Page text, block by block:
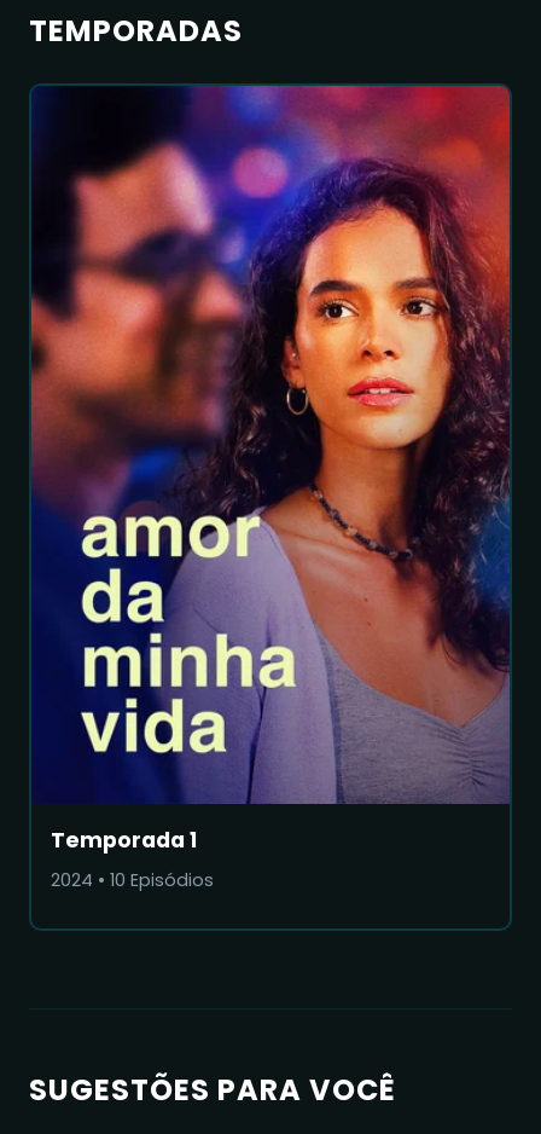
TEMPORADAS
Temporada 1
2024 • 10 Episódios
SUGESTÕES PARA VOCÊ